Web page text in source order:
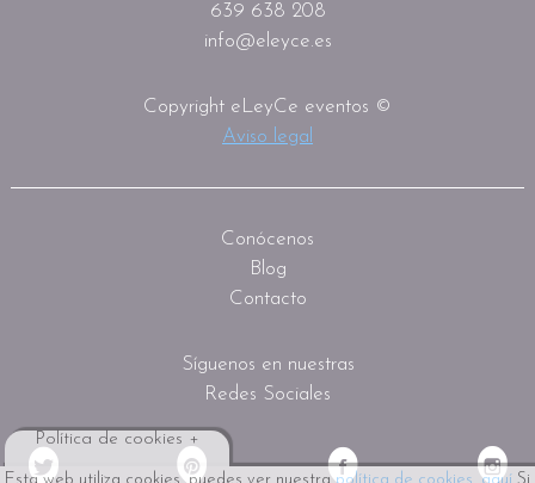
Política de cookies +
639 638 208
info@eleyce.es
Copyright eLeyCe eventos ©
Aviso legal
Conócenos
Blog
Contacto
Síguenos en nuestras
Redes Sociales